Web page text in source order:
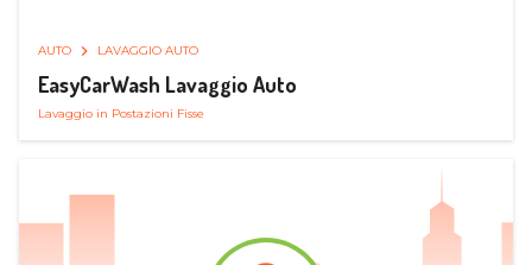
AUTO LAVAGGIO AUTO
EasyCarWash Lavaggio Auto
Lavaggio in Postazioni Fisse